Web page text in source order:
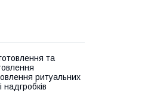
та
ритуальних